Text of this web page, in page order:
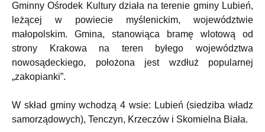
Gminny Ośrodek Kultury działa na terenie gminy Lubień,
leżącej w powiecie myślenickim, województwie
małopolskim. Gmina, stanowiąca bramę wlotową od
strony Krakowa na teren byłego województwa
nowosądeckiego, położona jest wzdłuż popularnej
„zakopianki”.
W skład gminy wchodzą 4 wsie: Lubień (siedziba władz
samorządowych), Tenczyn, Krzeczów i Skomielna Biała.